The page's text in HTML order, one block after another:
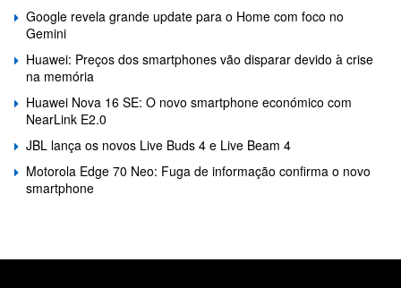
Google revela grande update para o Home com foco no
Gemini
Huawei: Preços dos smartphones vão disparar devido à crise
na memória
Huawei Nova 16 SE: O novo smartphone económico com
NearLink E2.0
JBL lança os novos Live Buds 4 e Live Beam 4
Motorola Edge 70 Neo: Fuga de informação confirma o novo
smartphone